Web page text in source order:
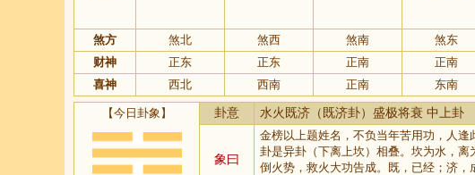
煞方 煞北 煞西 煞南 煞东
财神
正东 正东 正南 正南
喜神
西北 西南 正南 东南
【今日卦象】 卦意 水火既济（既济卦）盛极将衰 中上卦
象曰
金榜以上题姓名，不负当年苦用功，人
卦是异卦（下离上坎）相叠。坎为水，
倒火势，救火大功告成。既，已经；济